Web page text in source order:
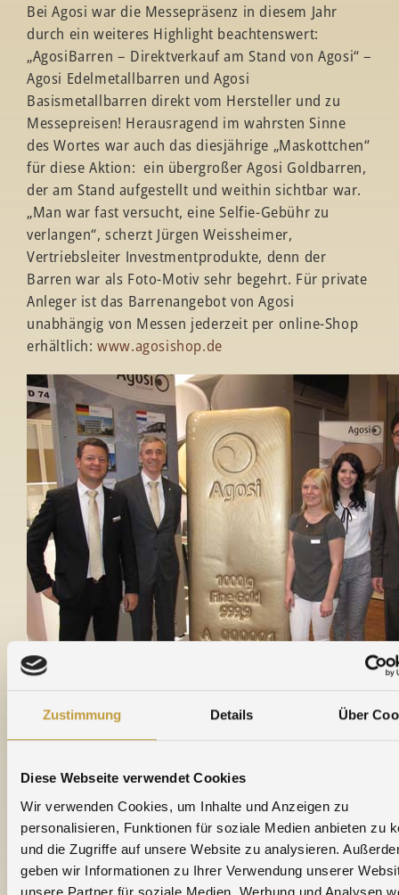
Zustimmung Details Über
Diese Webseite verwendet Cookies
Wir verwenden Cookies, um Inhalte und Anzeigen zu
personalisieren, Funktionen für soziale Medien anbieten zu
und die Zugriffe auf unsere Website zu analysieren.
geben wir Informationen zu Ihrer Verwendung unserer
unsere Partner für soziale Medien, Werbung und Analysen
Bei Agosi war die Messepräsenz in diesem Jahr
durch ein weiteres Highlight beachtenswert:
„AgosiBarren – Direktverkauf am Stand von Agosi“ –
Agosi Edelmetallbarren und Agosi
Basismetallbarren direkt vom Hersteller und zu
Messepreisen! Herausragend im wahrsten Sinne
des Wortes war auch das diesjährige „Maskottchen“
für diese Aktion: ein übergroßer Agosi Goldbarren,
der am Stand aufgestellt und weithin sichtbar war.
„Man war fast versucht, eine Selfie-Gebühr zu
verlangen“, scherzt Jürgen Weissheimer,
Vertriebsleiter Investmentprodukte, denn der
Barren war als Foto-Motiv sehr begehrt. Für private
Anleger ist das Barrenangebot von Agosi
unabhängig von Messen jederzeit per online-Shop
erhältlich:www.agosishop.de
Weiß (Leiter Vertrieb), Jürgen Weissheimer
(Vertriebsleiter Investmentprodukte), Nina Schert
(Edelmetallhandel), Meike Vielsack
(Investmentprodukte), Bernd Bauer (Vertriebsleiter
Edelmetallhandel).